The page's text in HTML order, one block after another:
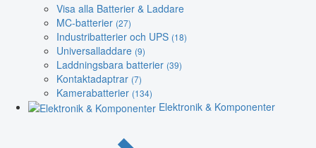
Visa alla Batterier & Laddare
MC-batterier (27)
Industribatterier och UPS (18)
Universalladdare (9)
Laddningsbara batterier (39)
Kontaktadaptrar (7)
Kamerabatterier (134)
Elektronik & Komponenter